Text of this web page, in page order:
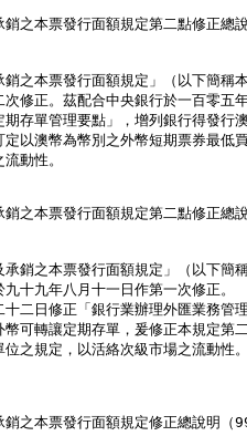
銷之本票發行面額規定第二點修正總
銷之本票發行面額規定」（以下簡稱
修正。茲配合中央銀行於一百零五
存單管理要點」，增列銀行得發行
以澳幣為幣別之外幣短期票券最低
動性。
銷之本票發行面額規定第二點修正
銷之本票發行面額規定」（以下簡
十九年八月十一日作第一次修正。
二日修正「銀行業辦理外匯業務管
可轉讓定期存單，爰修正本規定第
之規定，以活絡次級市場之流動性
銷之本票發行面額規定修正總說明